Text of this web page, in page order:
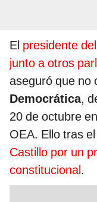
El presidente
junto a otros
aseguró que no
Democrática,
20 de octubre
OEA. Ello tras el
Castillo por un
constitucional.